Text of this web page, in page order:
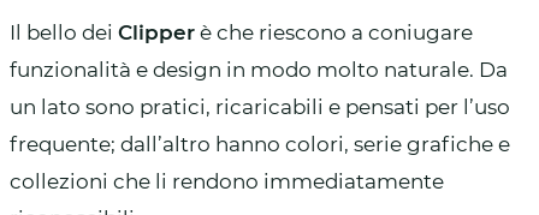
Il bello dei Clipper è che riescono a coniugare
funzionalità e design in modo molto naturale. Da
un lato sono pratici, ricaricabili e pensati per l’uso
frequente; dall’altro hanno colori, serie grafiche e
collezioni che li rendono immediatamente